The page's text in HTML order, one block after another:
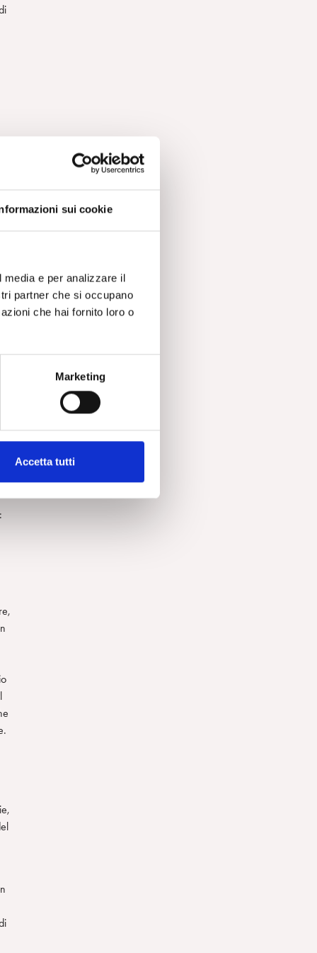
sui cookie
e per analizzare il
partner che si occupano
che hai fornito loro o
Marketing
Accetta tutti